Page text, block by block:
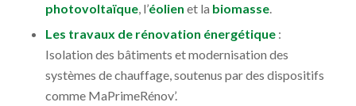
photovoltaïque, l’éolien et la biomasse.
Les travaux de rénovation énergétique:
Isolation des bâtiments et modernisation des
systèmes de chauffage, soutenus par des dispositifs
comme MaPrimeRénov’.